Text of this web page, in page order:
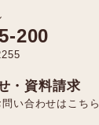
200
・資料請求
い合わせはこちら